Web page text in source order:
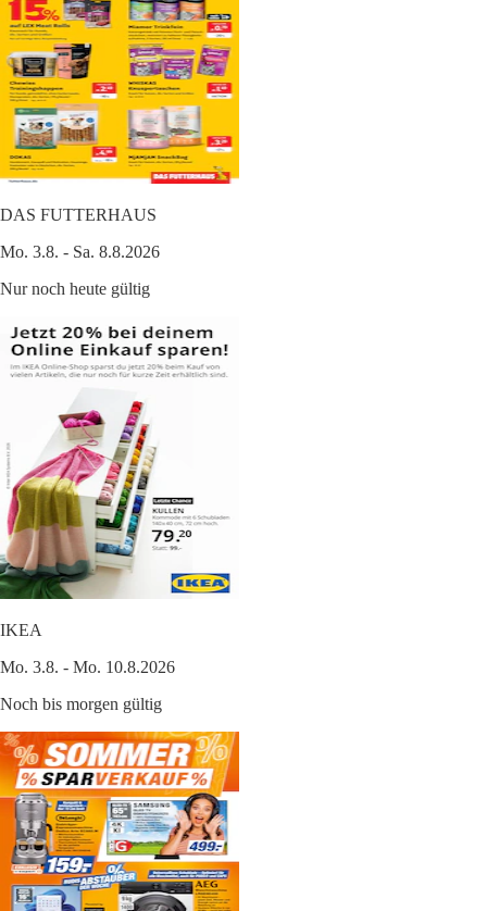
DAS FUTTERHAUS
Mo. 3.8. - Sa. 8.8.2026
Nur noch heute gültig
IKEA
Mo. 3.8. - Mo. 10.8.2026
Noch bis morgen gültig